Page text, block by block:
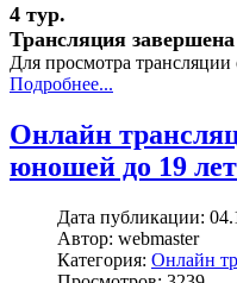
4 тур.
Трансляция завершена
Для просмотра
Подробнее...
Онлайн
юношей до 19
Дата публикации:
Автор: webmaster
Категория: Онлайн